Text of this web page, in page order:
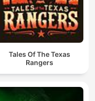
Tales Of The Texas
Rangers